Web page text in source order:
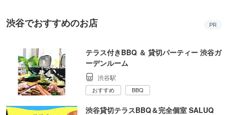
渋谷でおすすめのお店 PR
テラス付きBBQ ＆ 貸切パーティー 渋谷ガ
ーデンルーム
渋谷駅
おすすめ BBQ
渋谷貸切テラスBBQ＆完全個室 SALUQ